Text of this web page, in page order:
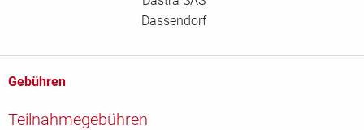
Dassendorf
Gebühren
Teilnahmegebühren